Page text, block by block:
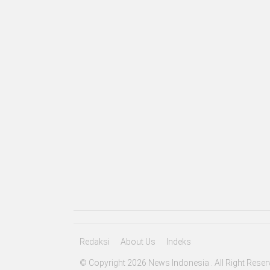
Redaksi About Us Indeks
© Copyright 2026 News Indonesia . All Right